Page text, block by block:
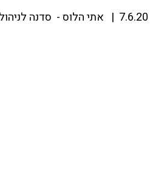
7.6.20  |   אתי הלוס -  סדנה לניהול שותפות פעילה בבית.